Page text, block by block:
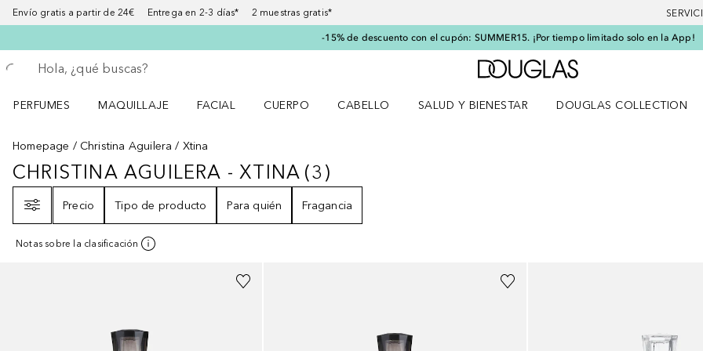
Envío gratis a partir de 24€ Entrega en 2-3 días* 2 muestras gratis*
-15% de descuento con el cupón: SUMMER15. ¡Por tiempo limitado solo en la App!
Regresar
Ejecutar búsqueda
A Douglas Home
PERFUMES
MAQUILLAJE
FACIAL
CUERPO
CABELLO
SALUD Y BIENESTAR
DOUGLAS COLLECTION
Homepage
Christina Aguilera Xtina
CHRISTINA AGUILERA - XTINA3RESULTADOS
CHRISTINA AGUILERA - XTINA (3 )
Precio
Tipo de producto Para quién Fragancia
Notas sobre la clasificación